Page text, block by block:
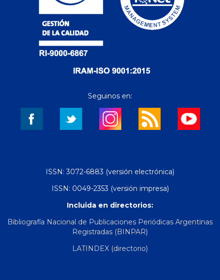
Seguinos en:
ISSN: 3072-6883 (versión electrónica)
ISSN: 0049-2353 (versión impresa)
Incluida en directorios:
Bibliografía Nacional de Publicaciones Periódicas Argentinas
Registradas (BINPAR)
LATINDEX (directorio)